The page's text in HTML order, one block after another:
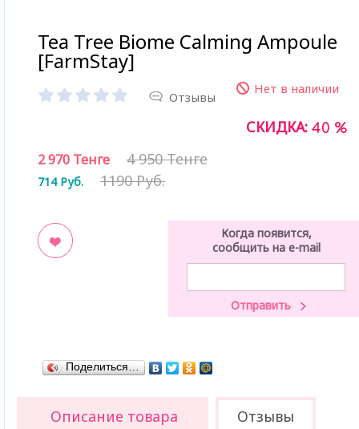
Tea Tree Biome Calming Ampoule
[FarmStay]
Отзывы
Нет в наличии
СКИДКА: 40 %
2 970 Тенге 4 950 Тенге
714 Руб. 1190 Руб.
Когда появится,
сообщить на e-mail
Поделиться…
Описание товара Отзывы